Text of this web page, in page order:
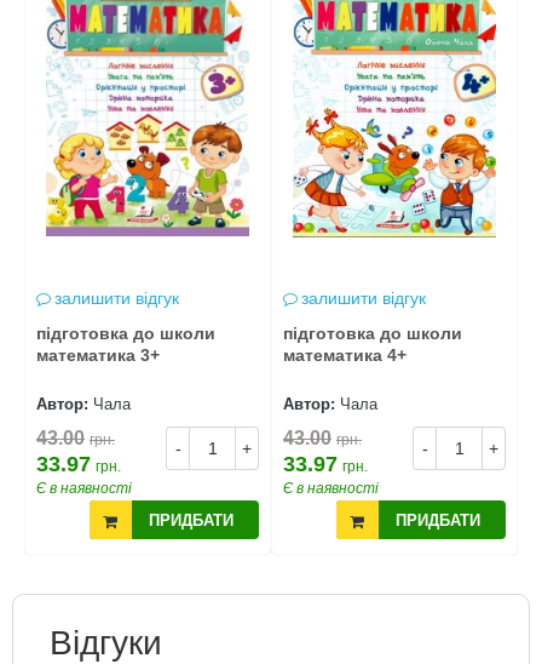
залишити відгук
підготовка до школи
математика 3+
Автор: Чала
- +
43.00 грн.
33.97 грн.
Є в наявності
ПРИДБАТИ
залишити відгук
підготовка до школи
математика 4+
Автор: Чала
- +
43.00 грн.
33.97 грн.
Є в наявності
ПРИДБАТИ
Відгуки